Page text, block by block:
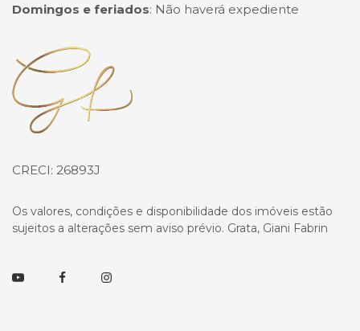
Domingos e feriados: Não haverá expediente
Página inicial
CRECI: 26893J
Os valores, condições e disponibilidade dos imóveis estão
sujeitos a alterações sem aviso prévio. Grata, Giani Fabrin
YoutubeFacebookInstagram